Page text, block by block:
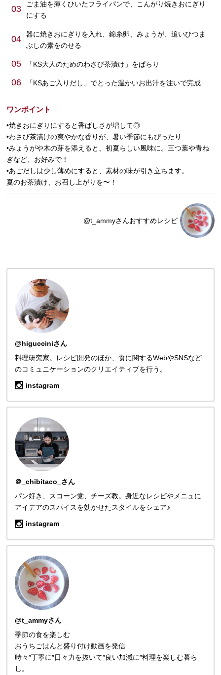
03
ごま油を薄くひいたフライパンで、こんがり焼きおにぎり
にする
04
器に焼きおにぎりを入れ、錦糸卵、みょうが、追いひつま
ぶしの素をのせる
05 「KS大人のためのわさび茶漬け」をぱらり
06 「KSあご入りだし」でとった温かいお出汁を注いで完成
ワンポイント
•焼きおにぎりにすると香ばしさが増して◎
•わさび茶漬けの爽やかな香りが、暑い季節にもぴったり
•みょうがや木の芽を添えると、初夏らしい風味に。三つ葉や青ね
ぎなど、お好みで！
•あごだしは少し薄めにすると、素材の味が引き立ちます。
夏のお茶漬け、お召し上がりを〜！
@t_ammyさんおすすめレシピ
@higucciniさん
料理研究家。レシピ開発のほか、食に関するWebやSNSなど
のコミュニケーションのクリエイティブを行う。
instagram
＠_chibitaco_さん
パン好き、スコーン党、チーズ教。身近なレシピやメニュに
アイデアのスパイスを効かせたスタイルをシェア♪
instagram
@t_ammyさん
季節の食を楽しむ
おうちごはんと盛り付け動画を発信
時々″丁寧に″日々力を抜いて″良い加減に″料理を楽しむ暮ら
し。